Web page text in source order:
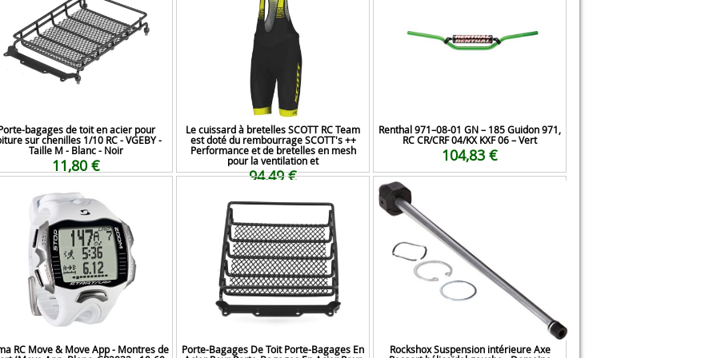
bagages de toit en acier pour
sur chenilles 1/10 RC - VGEBY -
Taille M - Blanc - Noir
11,80 €
Le cuissard à bretelles SCOTT RC Team
est doté du rembourrage SCOTT's ++
Performance et de bretelles en mesh
pour la ventilation et
94,49 €
Renthal 971–08-01 GN – 185 Guidon 971,
RC CR/CRF 04/KX KXF 06 – Vert
104,83 €
RC Move & Move App - Montres de
Porte-Bagages De Toit Porte-Bagages En
Rockshox Suspension intérieure Axe